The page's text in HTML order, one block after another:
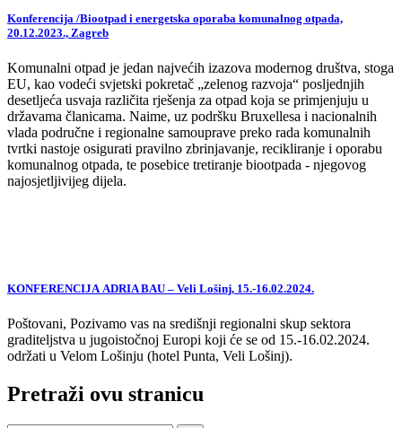
Konferencija /Biootpad i energetska oporaba komunalnog otpada,
20.12.2023., Zagreb
Komunalni otpad je jedan najvećih izazova modernog društva, stoga
EU, kao vodeći svjetski pokretač „zelenog razvoja“ posljednjih
desetljeća usvaja različita rješenja za otpad koja se primjenjuju u
državama članicama. Naime, uz podršku Bruxellesa i nacionalnih
vlada područne i regionalne samouprave preko rada komunalnih
tvrtki nastoje osigurati pravilno zbrinjavanje, recikliranje i oporabu
komunalnog otpada, te posebice tretiranje biootpada - njegovog
najosjetljivijeg dijela.
KONFERENCIJA ADRIA BAU – Veli Lošinj, 15.-16.02.2024.
Poštovani, Pozivamo vas na središnji regionalni skup sektora
graditeljstva u jugoistočnoj Europi koji će se od 15.-16.02.2024.
održati u Velom Lošinju (hotel Punta, Veli Lošinj).
Pretraži ovu stranicu